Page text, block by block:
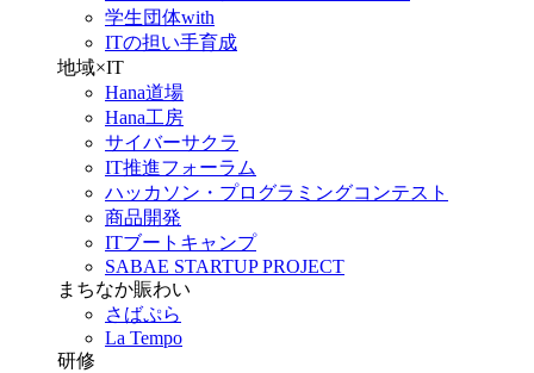
学生団体with
ITの担い手育成
地域×IT
Hana道場
Hana工房
サイバーサクラ
IT推進フォーラム
ハッカソン・プログラミングコンテスト
商品開発
ITブートキャンプ
SABAE STARTUP PROJECT
まちなか賑わい
さばぷら
La Tempo
研修